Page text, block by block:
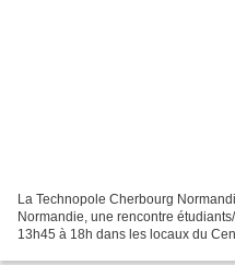
La Technopole Cherbourg
Normandie, une rencontre
13h45 à 18h dans les locaux du